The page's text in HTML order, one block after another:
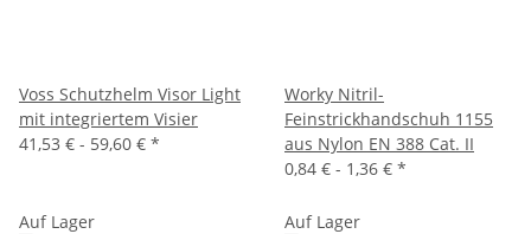
Voss Schutzhelm Visor Light
mit integriertem Visier
41,53 € - 59,60 € *
Worky Nitril-
Feinstrickhandschuh 1155
aus Nylon EN 388 Cat. II
0,84 € - 1,36 € *
Auf Lager Auf Lager